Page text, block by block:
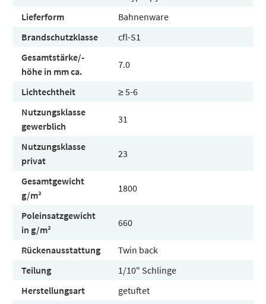
Lieferform
Bahnenware
Brandschutzklasse
cfl-S1
Gesamtstärke/-
höhe in mm ca.
7.0
Lichtechtheit
≥ 5-6
Nutzungsklasse
gewerblich
31
Nutzungsklasse
privat
23
Gesamtgewicht
g/m²
1800
Poleinsatzgewicht
in g/m²
660
Rückenausstattung
Twin back
Teilung
1/10" Schlinge
Herstellungsart
getuftet